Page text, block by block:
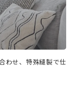
わせ、特殊縫製で仕